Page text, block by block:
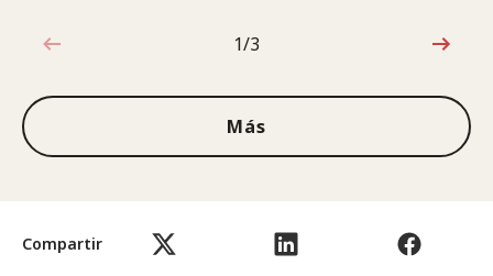
Compartir
1de3
1/3
Más